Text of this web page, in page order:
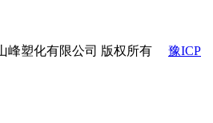
峰塑化有限公司 版权所有 豫ICP